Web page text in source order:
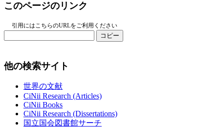
このページのリンク
引用にはこちらのURLをご利用ください
コピー
他の検索サイト
世界の文献
CiNii Research (Articles)
CiNii Books
CiNii Research (Dissertations)
国立国会図書館サーチ